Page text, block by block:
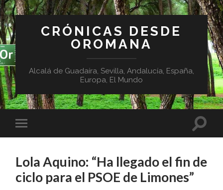
CRÓNICAS DESDE
OROMANA
Alcalá de Guadaíra, Sevilla, Andalucía, España,
Europa, El Mundo
Lola Aquino: “Ha llegado el fin de
ciclo para el PSOE de Limones”